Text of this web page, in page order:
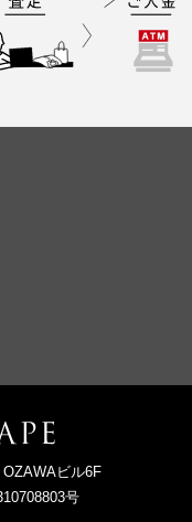
ビル6F
号